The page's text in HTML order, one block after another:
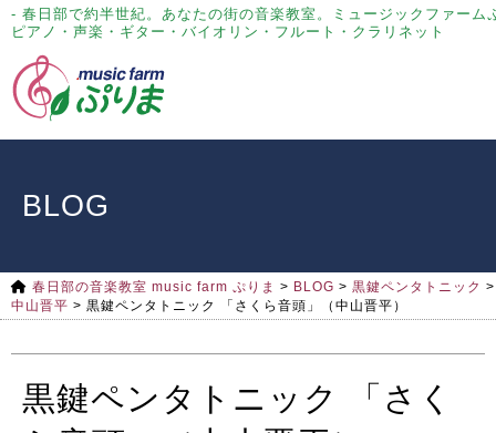
- 春日部で約半世紀。あなたの街の音楽教室。ミュージックファーム
ピアノ・声楽・ギター・バイオリン・フルート・クラリネット
BLOG
春日部の音楽教室 music farm ぷりま > BLOG > 黒鍵ペンタトニック >
中山晋平 > 黒鍵ペンタトニック 「さくら音頭」（中山晋平）
黒鍵ペンタトニック 「さく